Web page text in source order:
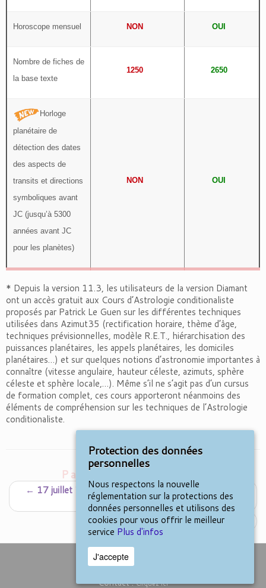
Horoscope mensuel NON OUI
Nombre de fiches de
la base texte
1250 2650
Horloge
planétaire de
détection des dates
des aspects de
transits et directions
symboliques avant
JC (jusqu’à 5300
années avant JC
pour les planètes)
NON OUI
* Depuis la version 11.3, les utilisateurs de la version Diamant
ont un accès gratuit aux Cours d’Astrologie conditionaliste
proposés par Patrick Le Guen sur les différentes techniques
utilisées dans Azimut35 (rectification horaire, thème d’âge,
techniques prévisionnelles, modèle R.E.T., hiérarchisation des
puissances planétaires, les appels planétaires, les domiciles
planétaires…) et sur quelques notions d’astronomie importantes à
connaître (vitesse angulaire, hauteur céleste, azimuts, sphère
céleste et sphère locale,…). Même s’il ne s’agit pas d’un cursus
de formation complet, ces cours apporteront néanmoins des
éléments de compréhension sur les techniques de l’Astrologie
conditionaliste.
Parcourir les billets
← 17 juillet 2026 : Nouvelle version 12.0 d’Azimut35
Diamant
NOUVEAUX TARIFS
Nous contacter
Contact :Cliquez ici
Protection des données
personnelles
Nous respectons la nouvelle
réglementation sur la protections des
données personnelles et utilisons des
cookies pour vous offrir le meilleur
service Plus d'infos
J'accepte